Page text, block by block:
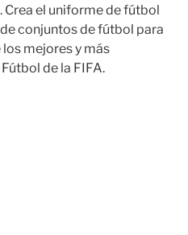
Crea el uniforme de fútbol
conjuntos de fútbol para
mejores y más
de la FIFA.